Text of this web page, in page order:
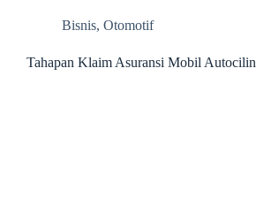
Bisnis, Otomotif
Tahapan Klaim Asuransi Mobil Autocilin